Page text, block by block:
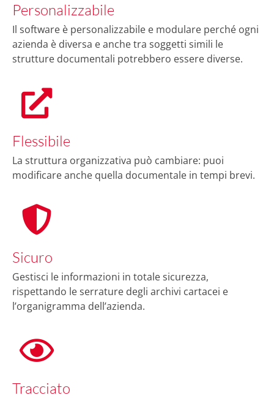
Personalizzabile
Il software è personalizzabile e modulare perché ogni
azienda è diversa e anche tra soggetti simili le
strutture documentali potrebbero essere diverse.
Flessibile
La struttura organizzativa può cambiare: puoi
modificare anche quella documentale in tempi brevi.
Sicuro
Gestisci le informazioni in totale sicurezza,
rispettando le serrature degli archivi cartacei e
l’organigramma dell’azienda.
Tracciato